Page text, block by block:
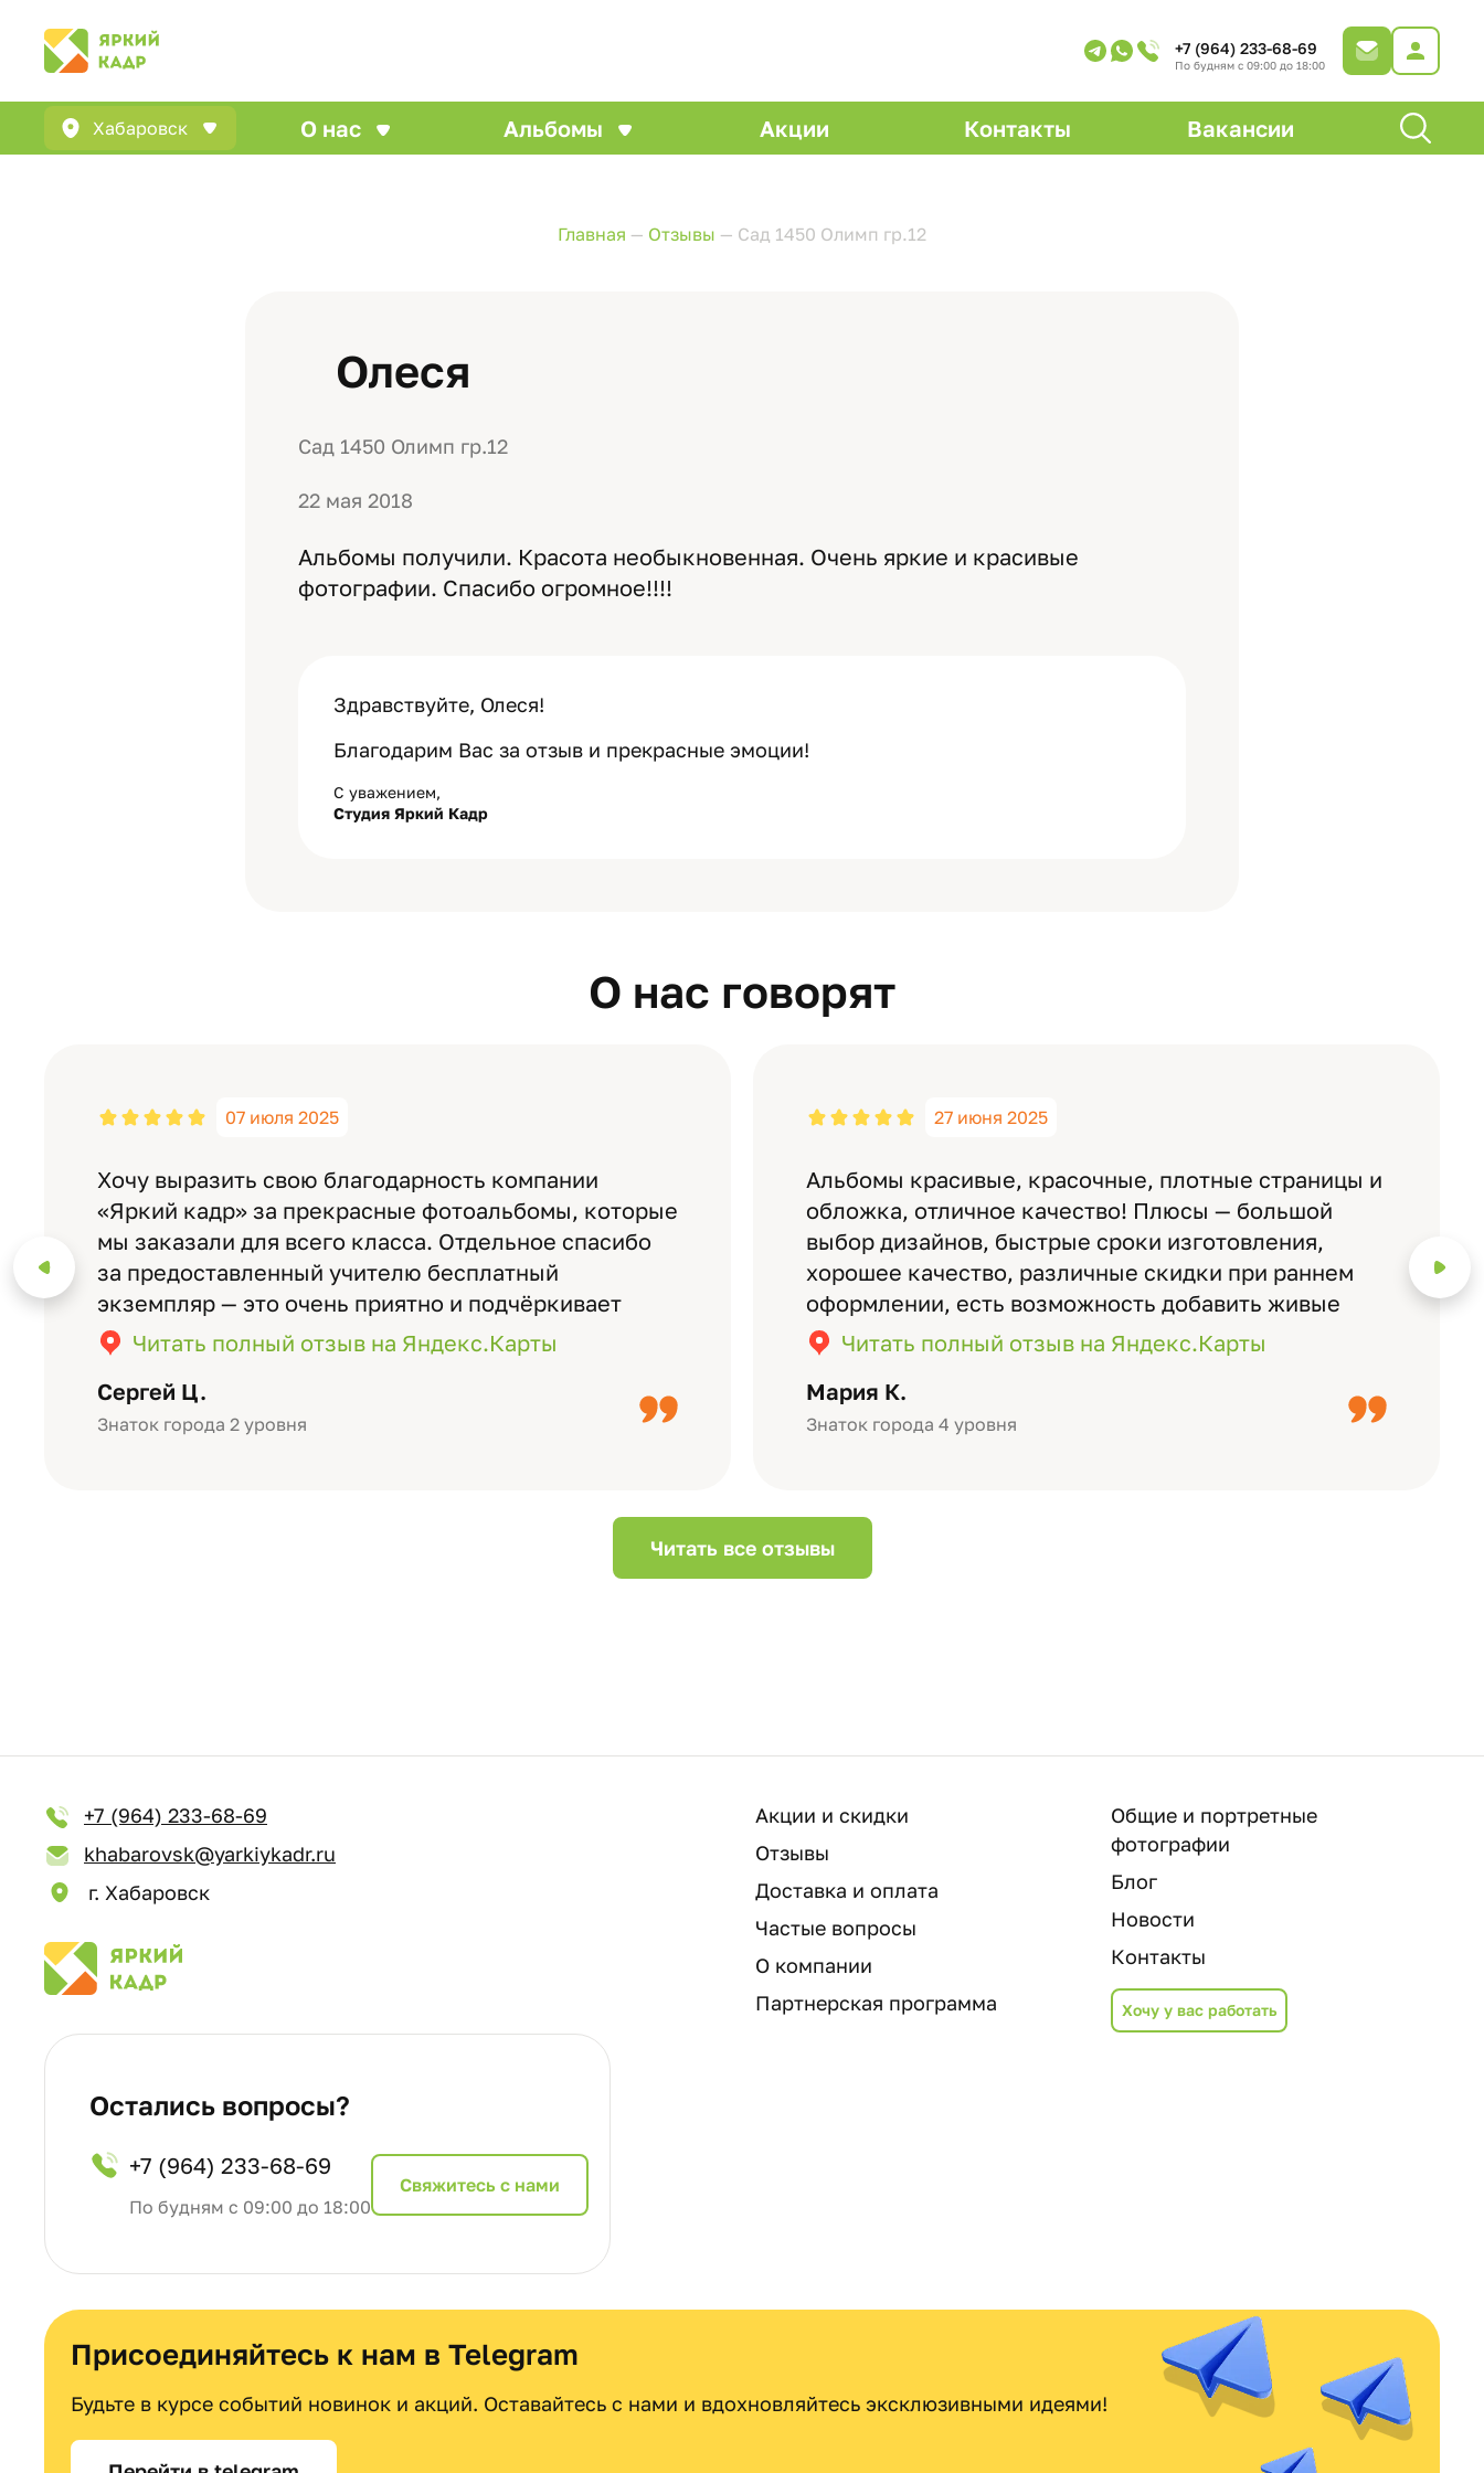
+7 (964) 233-68-69
По будням с 09:00 до 18:00
Хабаровск О нас Альбомы Акции Контакты Вакансии
Главная — Отзывы — Сад 1450 Олимп гр.12
Олеся
Сад 1450 Олимп гр.12
22 мая 2018
Альбомы получили. Красота необыкновенная. Очень яркие и красивые
фотографии. Спасибо огромное!!!!
Здравствуйте, Олеся!
Благодарим Вас за отзыв и прекрасные эмоции!
С уважением,
Студия Яркий Кадр
О нас говорят
Сергей Ц.
Знаток города 2 уровня
07 июля 2025
Хочу выразить свою благодарность компании
«Яркий кадр» за прекрасные фотоальбомы, которые
мы заказали для всего класса. Отдельное спасибо
за предоставленный учителю бесплатный
экземпляр — это очень приятно и подчёркивает
значимость события. Качество альбомов на высшем
уровне: плотная бумага, красивый дизайн….
Читать полный отзыв на Яндекс.Карты
Мария К.
Знаток города 4 уровня
27 июня 2025
Альбомы красивые, красочные, плотные страницы и
обложка, отличное качество! Плюсы — большой
выбор дизайнов, быстрые сроки изготовления,
хорошее качество, различные скидки при раннем
оформлении, есть возможность добавить живые
кадры (потом можно смотреть через телефон
короткое видео с детьми, воспитателями).
Небольшой…
Читать полный отзыв на Яндекс.Карты
Читать все отзывы
+7 (964) 233-68-69
khabarovsk@yarkiykadr.ru
г. Хабаровск
Акции и скидки
Отзывы
Доставка и оплата
Частые вопросы
О компании
Партнерская программа
Общие и портретные
фотографии
Блог
Новости
Контакты
Хочу у вас работать
Остались вопросы?
+7 (964) 233-68-69
По будням с 09:00 до 18:00
Cвяжитесь с нами
Присоединяйтесь к нам в Telegram
Будьте в курсе событий новинок и акций. Оставайтесь с нами и вдохновляйтесь эксклюзивными идеями!